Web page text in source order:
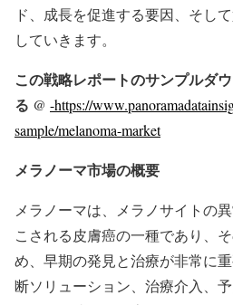
ド、成長を促進する要因、そし
していきます。
この戦略レポートのサンプルダ
る @ -https://
sample/melanoma-market
メラノーマ市場の概要
メラノーマは、メラノサイトの
こされる皮膚癌の一種であり、
め、早期の発見と治療が非常に
断ソリューション、治療介入、